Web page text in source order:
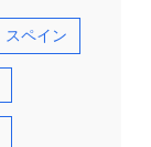
スペイン